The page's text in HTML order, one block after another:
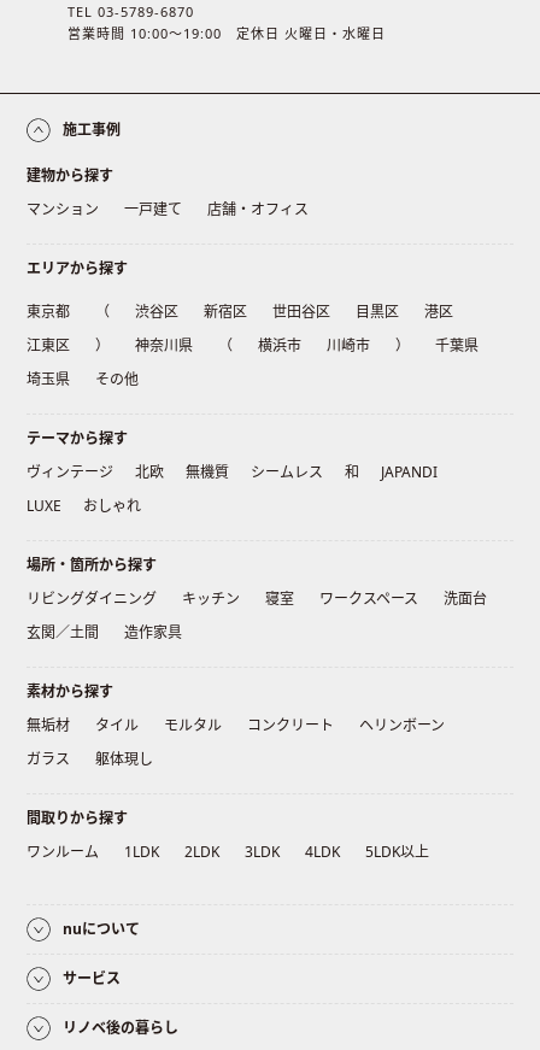
TEL 03-5789-6870
営業時間 10:00〜19:00 定休日 火曜日・水曜日
施工事例
建物から探す
マンション
一戸建て 店舗・オフィス
エリアから探す
東京都 （ 渋谷区 新宿区 世田谷区 目黒区
港区
江東区
） 神奈川県 （ 横浜市 川崎市 ）
千葉県
埼玉県
その他
テーマから探す
ヴィンテージ
北欧 無機質 シームレス 和
JAPANDI
LUXE
おしゃれ
場所・箇所から探す
リビングダイニング
キッチン 寝室 ワークスペース
洗面台
玄関／土間
造作家具
素材から探す
無垢材
タイル モルタル コンクリート
ヘリンボーン
ガラス
躯体現し
間取りから探す
ワンルーム
1LDK 2LDK 3LDK 4LDK 5LDK以上
nuについて
サービス
リノベ後の暮らし